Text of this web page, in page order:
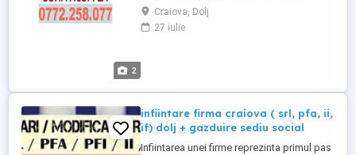
2
propria afacere? Noi ne ocupa de
intocmirea tuturor actelor necesare si iti
infiintam propria firma. Daca apelezi la
Craiova, Dolj
27 iulie
infiintare firma craiova ( srl, pfa, ii,
if) dolj + gazduire sediu social
Infiintarea unei firme reprezinta primul pas